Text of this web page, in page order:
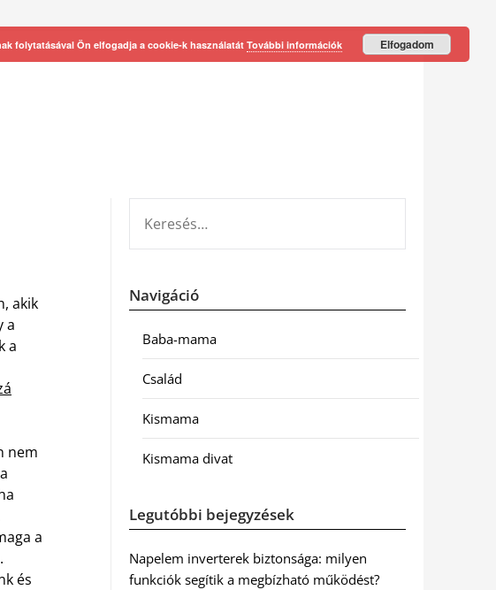
akik
a
a
nem
a
és
Navigáció
Baba-mama
Család
Kismama
Kismama divat
Legutóbbi bejegyzések
Napelem inverterek biztonsága: milyen
funkciók segítik a megbízható működést?
folytatásával Ön elfogadja a cookie-k használatát További információk Elfogadom